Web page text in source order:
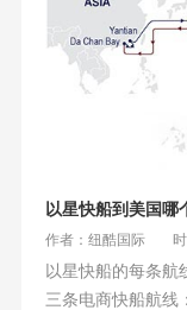
以星快船到美国哪
作者：纽酷国际
以星快船的每条航
三条电商快船航线